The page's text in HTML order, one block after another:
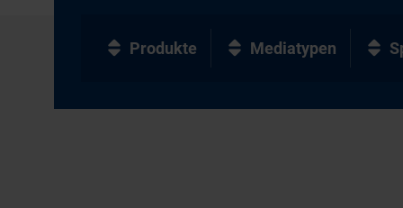
Produkte Mediatypen